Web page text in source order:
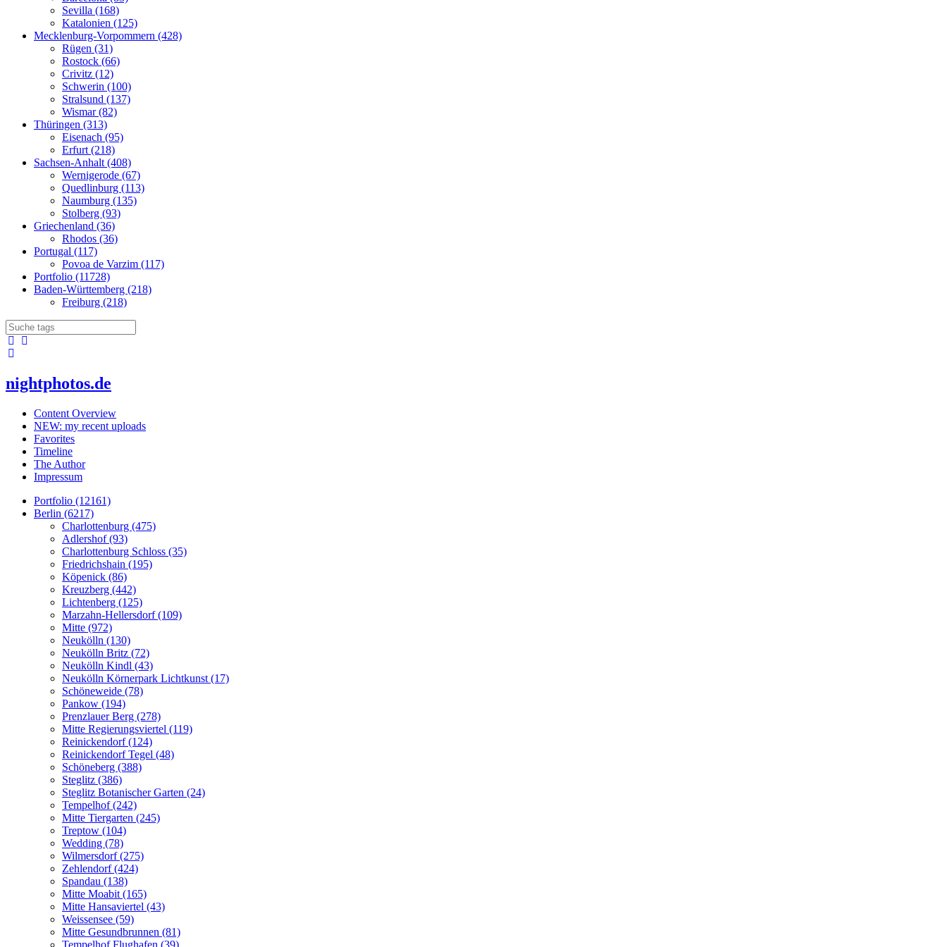
Sevilla (168)
Katalonien (125)
Mecklenburg-Vorpommern (428)
Rügen (31)
Rostock (66)
Crivitz (12)
Schwerin (100)
Stralsund (137)
Wismar (82)
Thüringen (313)
Eisenach (95)
Erfurt (218)
Sachsen-Anhalt (408)
Wernigerode (67)
Quedlinburg (113)
Naumburg (135)
Stolberg (93)
Griechenland (36)
Rhodos (36)
Portugal (117)
Povoa de Varzim (117)
Portfolio (11728)
Baden-Württemberg (218)
Freiburg (218)
nightphotos.de
Content Overview
NEW: my recent uploads
Favorites
Timeline
The Author
Impressum
Portfolio (12161)
Berlin (6217)
Charlottenburg (475)
Adlershof (93)
Charlottenburg Schloss (35)
Friedrichshain (195)
Köpenick (86)
Kreuzberg (442)
Lichtenberg (125)
Marzahn-Hellersdorf (109)
Mitte (972)
Neukölln (130)
Neukölln Britz (72)
Neukölln Kindl (43)
Neukölln Körnerpark Lichtkunst (17)
Schöneweide (78)
Pankow (194)
Prenzlauer Berg (278)
Mitte Regierungsviertel (119)
Reinickendorf (124)
Reinickendorf Tegel (48)
Schöneberg (388)
Steglitz (386)
Steglitz Botanischer Garten (24)
Tempelhof (242)
Mitte Tiergarten (245)
Treptow (104)
Wedding (78)
Wilmersdorf (275)
Zehlendorf (424)
Spandau (138)
Mitte Moabit (165)
Mitte Hansaviertel (43)
Weissensee (59)
Mitte Gesundbrunnen (81)
Tempelhof Flughafen (39)